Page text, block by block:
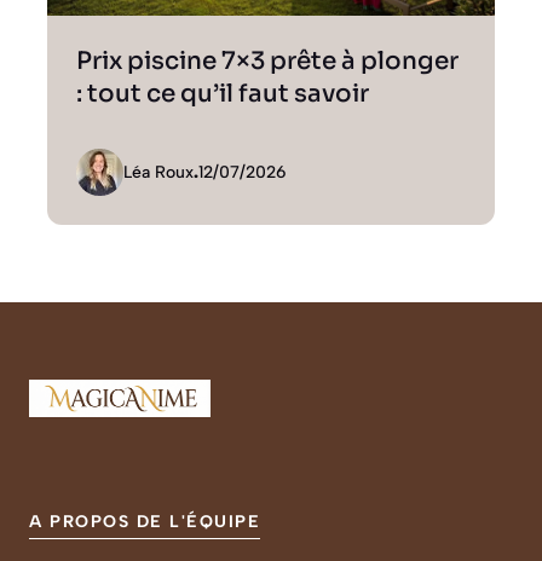
Prix piscine 7×3 prête à plonger
: tout ce qu’il faut savoir
Léa Roux.12/07/2026
A PROPOS DE L'ÉQUIPE